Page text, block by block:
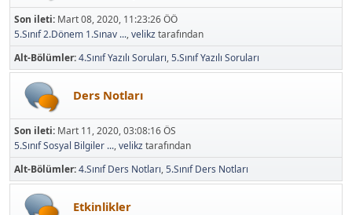
Son ileti: Mart 08, 2020, 11:23:26 ÖÖ
5.Sınıf 2.Dönem 1.Sınav ...,velikztarafından
Alt-Bölümler 4.Sınıf Yazılı Soruları 5.Sınıf Yazılı Soruları
Ders Notları
Son ileti: Mart 11, 2020, 03:08:16 ÖS
5.Sınıf Sosyal Bilgiler ...,velikztarafından
Alt-Bölümler 4.Sınıf Ders Notları 5.Sınıf Ders Notları
Etkinlikler